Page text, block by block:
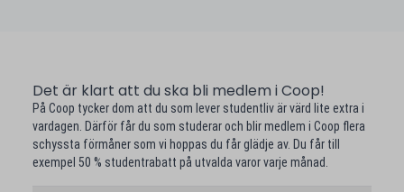
Det är klart att du ska bli medlem i Coop!
På Coop tycker dom att du som lever studentliv är värd lite extra i
vardagen. Därför får du som studerar och blir medlem i Coop flera
schyssta förmåner som vi hoppas du får glädje av. Du får till
exempel 50 % studentrabatt på utvalda varor varje månad.